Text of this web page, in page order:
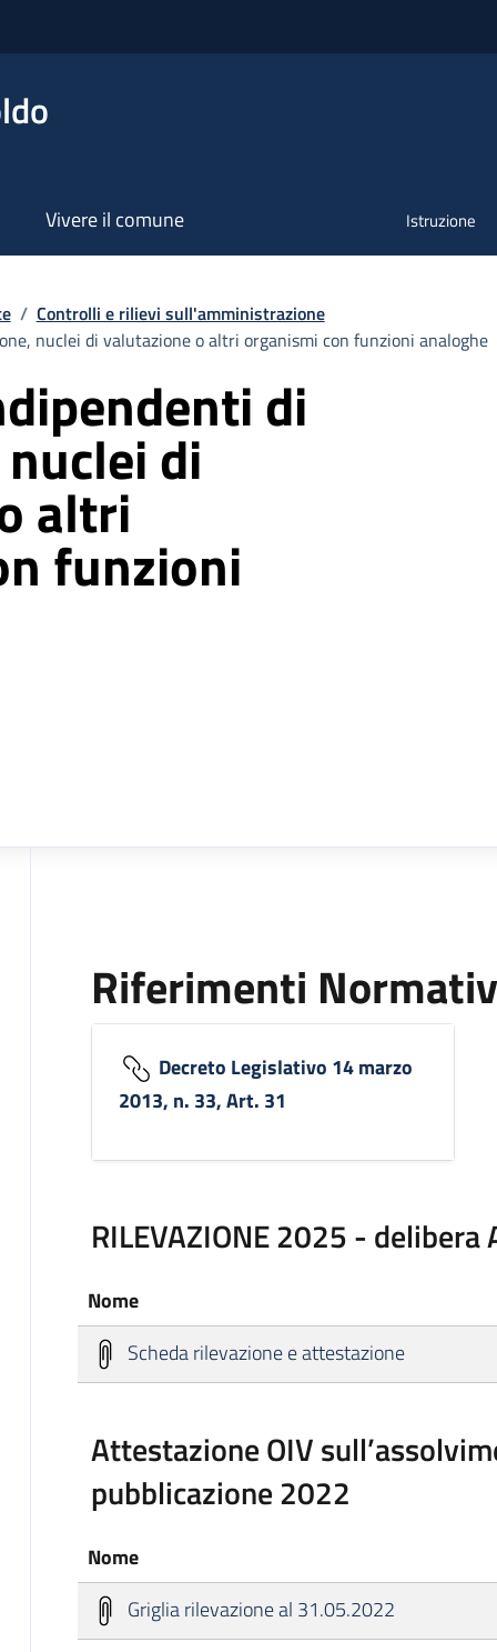
Vivere il comune Istruzione
/ Controlli e rilievi sull'amministrazione
nuclei di valutazione o altri organismi con funzioni analoghe
di
di
altri
funzioni
Riferimenti
Decreto Legislativo 14 marzo
2013, n. 33, Art. 31
RILEVAZIONE 2025 -
Nome
Scheda rilevazione e attestazione
Attestazione OIV
pubblicazione 2022
Nome
Griglia rilevazione al 31.05.2022